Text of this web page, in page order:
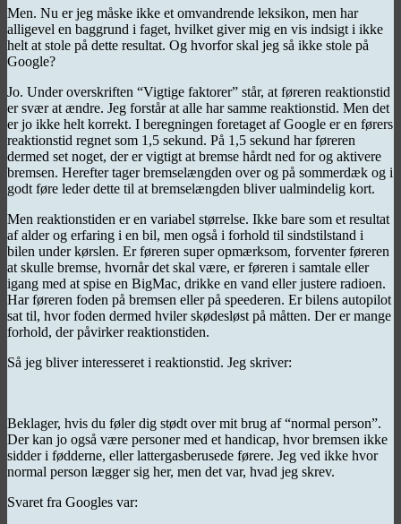
Men. Nu er jeg måske ikke et omvandrende leksikon, men har
alligevel en baggrund i faget, hvilket giver mig en vis indsigt i ikke
helt at stole på dette resultat. Og hvorfor skal jeg så ikke stole på
Google?
Jo. Under overskriften “Vigtige faktorer” står, at føreren reaktionstid
er svær at ændre. Jeg forstår at alle har samme reaktionstid. Men det
er jo ikke helt korrekt. I beregningen foretaget af Google er en førers
reaktionstid regnet som 1,5 sekund. På 1,5 sekund har føreren
dermed set noget, der er vigtigt at bremse hårdt ned for og aktivere
bremsen. Herefter tager bremselængden over og på sommerdæk og i
godt føre leder dette til at bremselængden bliver ualmindelig kort.
Men reaktionstiden er en variabel størrelse. Ikke bare som et resultat
af alder og erfaring i en bil, men også i forhold til sindstilstand i
bilen under kørslen. Er føreren super opmærksom, forventer føreren
at skulle bremse, hvornår det skal være, er føreren i samtale eller
igang med at spise en BigMac, drikke en vand eller justere radioen.
Har føreren foden på bremsen eller på speederen. Er bilens autopilot
sat til, hvor foden dermed hviler skødesløst på måtten. Der er mange
forhold, der påvirker reaktionstiden.
Så jeg bliver interesseret i reaktionstid. Jeg skriver:
Beklager, hvis du føler dig stødt over mit brug af “normal person”.
Der kan jo også være personer med et handicap, hvor bremsen ikke
sidder i fødderne, eller lattergasberusede førere. Jeg ved ikke hvor
normal person lægger sig her, men det var, hvad jeg skrev.
Svaret fra Googles var: